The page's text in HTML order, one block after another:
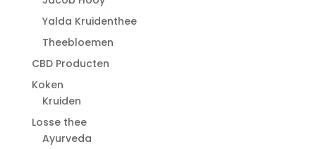
Yalda Kruidenthee
Theebloemen
CBD Producten
Koken
Kruiden
Losse thee
Ayurveda